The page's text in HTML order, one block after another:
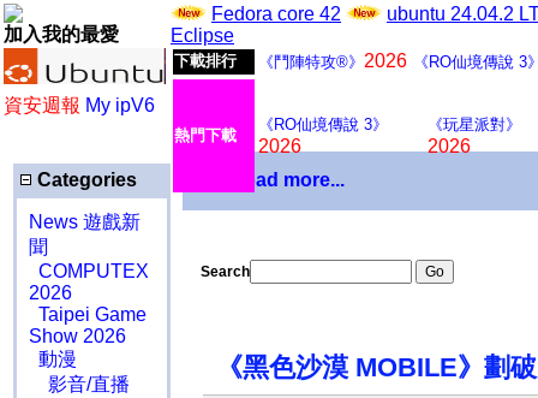
加入我的最愛
資安週報 My ipV6
Fedora core 42
ubuntu 24.04.2
Eclipse
下載排行 《鬥陣特攻®》 2026 《RO仙境傳說 3
熱門下載
《RO仙境傳說 3》
2026
《玩星派對》
2026
Categories
News 遊戲新
聞
COMPUTEX
2026
Taipei Game
Show 2026
動漫
影音/直播
Download more...
Search
《黑色沙漠 MOBILE》劃